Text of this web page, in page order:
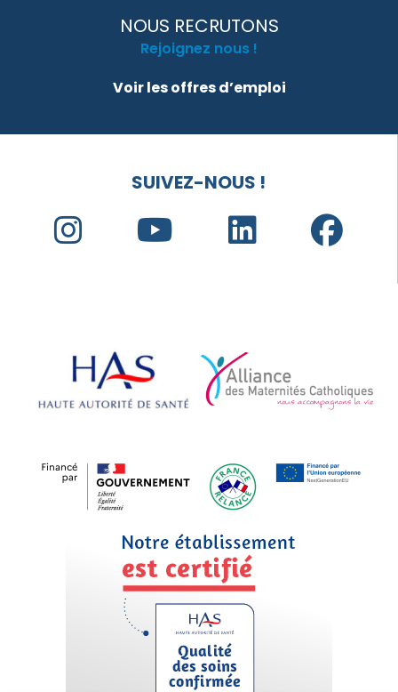
NOUS RECRUTONS
Rejoignez nous !
Voir les offres d’emploi
SUIVEZ-NOUS !